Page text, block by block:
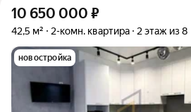
10 650 000 ₽
42,5 м² 2-комн. квартира 2 этаж из 8
новостройка